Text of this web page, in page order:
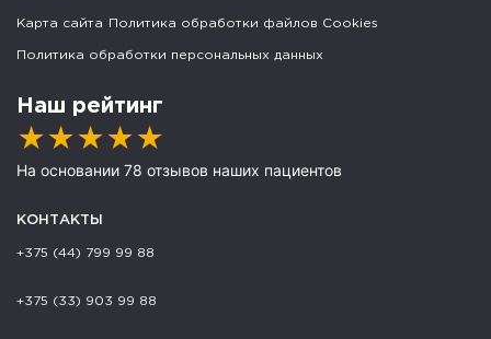
Карта сайта Политика обработки файлов Cookies
Политика обработки персональных данных
Наш рейтинг
★★★★★
На основании 78 отзывов наших пациентов
КОНТАКТЫ
+375 (44) 799 99 88
+375 (33) 903 99 88